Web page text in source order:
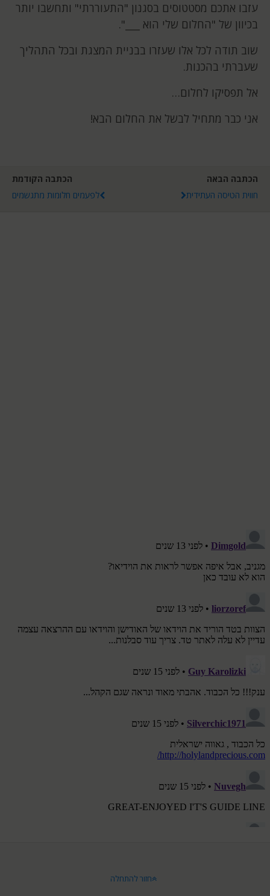
עזבו אתכם מסטטוסים בסגנון "התעוררתי" ותחשבו יותר
בכיוון של "החלום שלי הוא ___".
שוב תודה לכל אלו שעזרו בבניית המצגת ובכל התהליך
שעברתי בהכנות.
אל תפסיקו לחלום…
אני כבר מתחיל לבשל את החלום הבא!
הכתבה הקודמת
לפעמים חלומות מתגשמים
הכתבה הבאה
חווית הטיסה העתידית
חזור להתחלה